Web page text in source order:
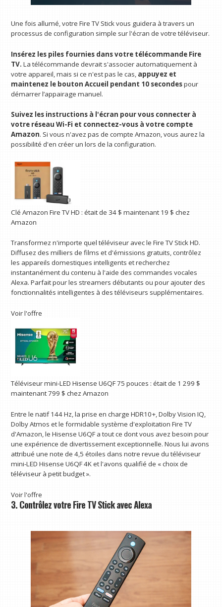
Une fois allumé, votre Fire TV Stick vous guidera à travers un
processus de configuration simple sur l'écran de votre téléviseur.
Insérez les piles fournies dans votre télécommande Fire
TV. La télécommande devrait s'associer automatiquement à
votre appareil, mais si ce n'est pas le cas, appuyez et
maintenez le bouton Accueil pendant 10 secondespour
démarrer l’appairage manuel.
Suivez les instructions à l'écran pour vous connecter à
votre réseau Wi-Fi et connectez-vous à votre compte
Amazon. Si vous n'avez pas de compte Amazon, vous aurez la
possibilité d'en créer un lors de la configuration.
Clé Amazon Fire TV HD : était de 34 $ maintenant 19 $ chez
Amazon
Transformez n'importe quel téléviseur avec le Fire TV Stick HD.
Diffusez des milliers de films et d'émissions gratuits, contrôlez
les appareils domestiques intelligents et recherchez
instantanément du contenu à l'aide des commandes vocales
Alexa. Parfait pour les streamers débutants ou pour ajouter des
fonctionnalités intelligentes à des téléviseurs supplémentaires.
Voir l'offre
Téléviseur mini-LED Hisense U6QF 75 pouces : était de 1 299 $
maintenant 799 $ chez Amazon
Entre le natif 144 Hz, la prise en charge HDR10+, Dolby Vision IQ,
Dolby Atmos et le formidable système d'exploitation Fire TV
d'Amazon, le Hisense U6QF a tout ce dont vous avez besoin pour
une expérience de divertissement exceptionnelle. Nous lui avons
attribué une note de 4,5 étoiles dans notre revue du téléviseur
mini-LED Hisense U6QF 4K et l'avons qualifié de « choix de
téléviseur à petit budget ».
Voir l'offre
3. Contrôlez votre Fire TV Stick avec Alexa